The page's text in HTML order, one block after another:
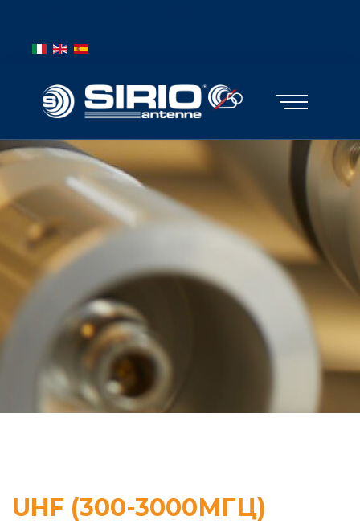
Выберите язык
UHF (300-3000МГЦ)